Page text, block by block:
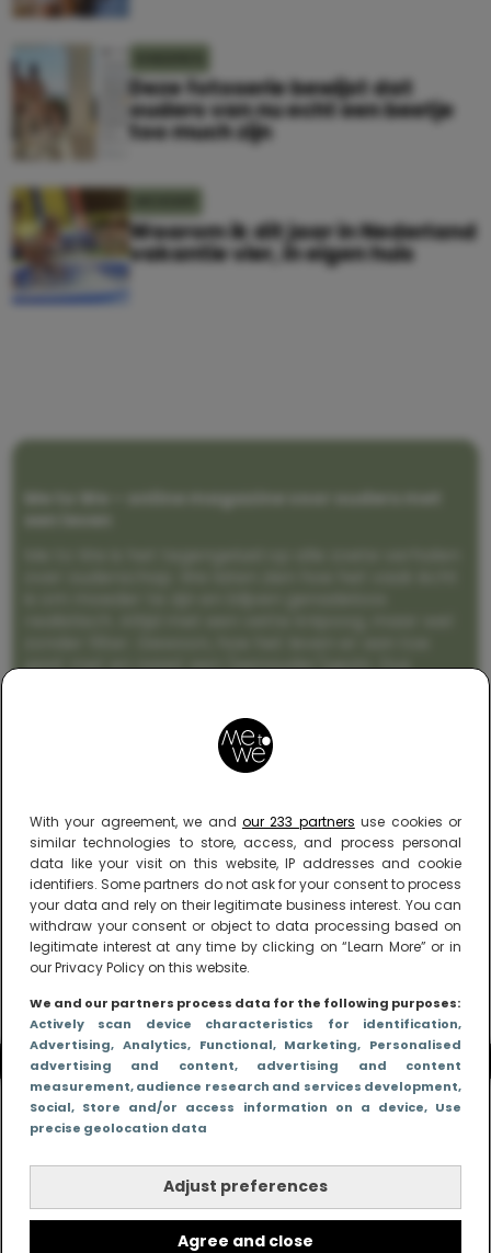
With your agreement, we and our 233 partners use cookies or
similar technologies to store, access, and process personal
data like your visit on this website, IP addresses and cookie
identifiers. Some partners do not ask for your consent to process
your data and rely on their legitimate business interest. You can
withdraw your consent or object to data processing based on
legitimate interest at any time by clicking on “Learn More” or in
our Privacy Policy on this website.
We and our partners process data for the following purposes:
Actively scan device characteristics for identification,
Advertising, Analytics, Functional, Marketing, Personalised
advertising and content, advertising and content
measurement, audience research and services development,
Social, Store and/or access information on a device, Use
precise geolocation data
Adjust preferences
Agree and close
Deze fotoserie bewijst dat
ouders van nu echt een beetje
too much zijn
Waarom ik dit jaar in Nederland
vakantie vier, in eigen huis
Me to We – online magazine voor ouders met
gaat met en naast een (eenouder)gezin. Dus